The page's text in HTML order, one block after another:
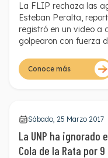
La FLIP rechaza las
Esteban Peralta,
registró en un video a
golpearon con fuerza
autoridades
dieron cuenta que el
Conoce más
Sábado, 25 Marzo 2017
La UNP ha
Cola de la Rata por